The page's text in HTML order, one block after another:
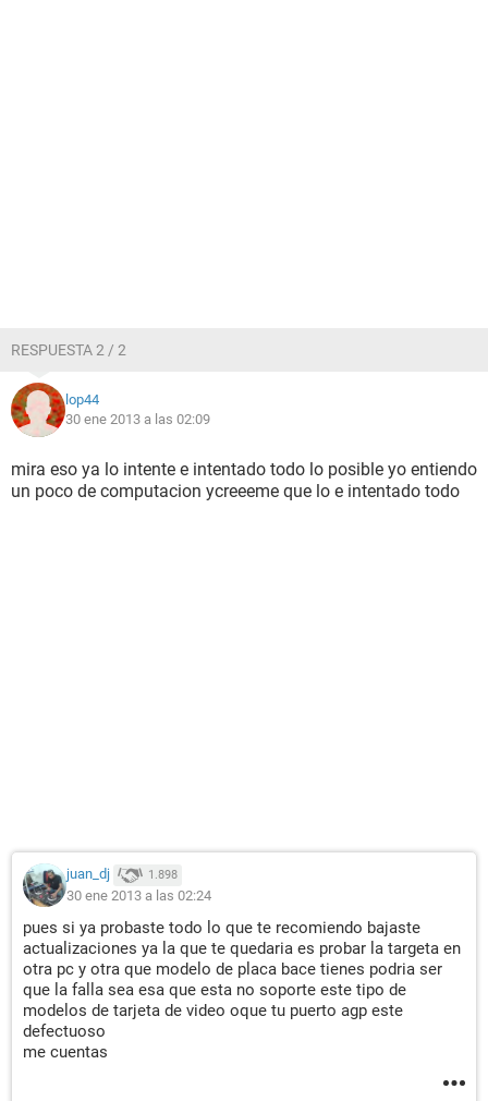
RESPUESTA 2 / 2
lop44
30 ene 2013 a las 02:09
mira eso ya lo intente e intentado todo lo posible yo entiendo
un poco de computacion ycreeeme que lo e intentado todo
juan_dj 1.898
30 ene 2013 a las 02:24
pues si ya probaste todo lo que te recomiendo bajaste
actualizaciones ya la que te quedaria es probar la targeta en
otra pc y otra que modelo de placa bace tienes podria ser
que la falla sea esa que esta no soporte este tipo de
modelos de tarjeta de video oque tu puerto agp este
defectuoso
me cuentas